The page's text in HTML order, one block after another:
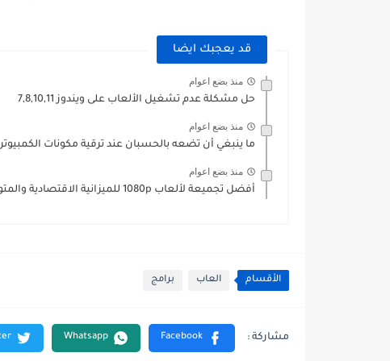
قد يعجبك ايضا
منذ بضع اعوام
حل مشكلة عدم تشغيل الألعاب على ويندوز 7,8,10,11
منذ بضع اعوام
ما ينبغي أن تضعه بالحسبان عند ترقية مكونات الكمبيوتر
منذ بضع اعوام
أفضل تجميعة لألعاب 1080p للميزانية الاقتصادية والمتوسطة (6تجميعات مختلفة)
الأقسام العاب برامج